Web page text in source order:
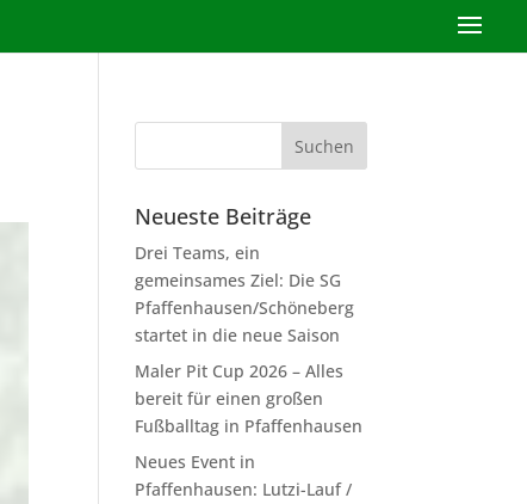
Neueste Beiträge
Drei Teams, ein
gemeinsames Ziel: Die SG
Pfaffenhausen/Schöneberg
startet in die neue Saison
Maler Pit Cup 2026 – Alles
bereit für einen großen
Fußballtag in Pfaffenhausen
Neues Event in
Pfaffenhausen: Lutzi-Lauf /